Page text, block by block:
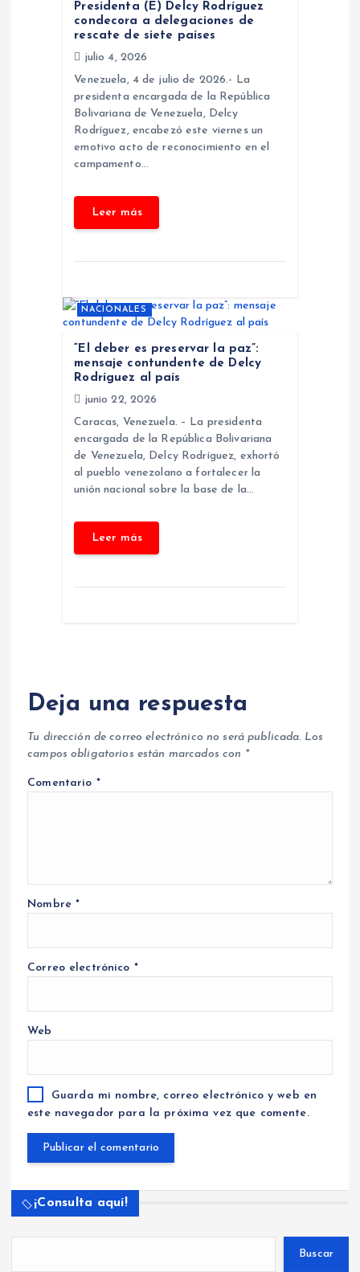
Presidenta (E) Delcy Rodríguez
condecora a delegaciones de
rescate de siete países
julio 4, 2026
Venezuela, 4 de julio de 2026.- La
presidenta encargada de la República
Bolivariana de Venezuela, Delcy
Rodríguez, encabezó este viernes un
emotivo acto de reconocimiento en el
campamento…
NACIONALES
“El deber es preservar la paz”:
mensaje contundente de Delcy
Rodríguez al país
junio 22, 2026
Caracas, Venezuela. – La presidenta
encargada de la República Bolivariana
de Venezuela, Delcy Rodríguez, exhortó
al pueblo venezolano a fortalecer la
unión nacional sobre la base de la…
Deja una respuesta
Tu dirección de correo electrónico no será publicada. Los
campos obligatorios están marcados con *
Comentario *
Nombre*
Correo electrónico *
Web
Guarda mi nombre, correo electrónico y web en
este navegador para la próxima vez que comente.
¡Consulta aquí!
Buscar